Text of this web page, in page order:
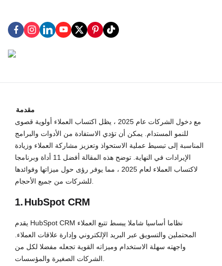
مقدمة
مع دخول الشركات عام 2025 ، يظل اكتساب العملاء أولوية قصوى
للنمو المستدام. يمكن أن تؤدي الاستفادة من الأدوات والبرامج
المناسبة إلى تبسيط عملية الاستحواذ وتعزيز مشاركة العملاء وزيادة
الإيرادات في النهاية. توضح هذه المقالة أفضل 11 أداة وبرنامجا
لاكتساب العملاء لعام 2025 ، مما يوفر رؤى حول ميزاتها وفوائدها
1.HubSpot CRM
يقدم HubSpot CRM نظاما أساسيا شاملا يبسط تتبع العملاء
المحتملين والتسويق عبر البريد الإلكتروني وإدارة علاقات العملاء.
واجهته سهلة الاستخدام وميزاته القوية تجعله مفضلا لكل من